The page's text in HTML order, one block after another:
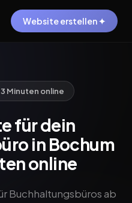
Website erstellen ✦
3 Minuten online
für dein
in Bochum
online
Buchhaltungsbüros ab